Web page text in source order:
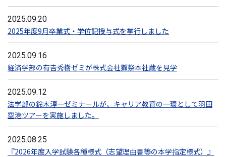
2025.09.20
2025年度9月卒業式・学位記授与式を挙行しました
2025.09.16
経済学部の有𠮷秀樹ゼミが株式会社獺祭本社蔵を見学
2025.09.12
法学部の鈴木淳一ゼミナールが、キャリア教育の一環として羽田
空港ツアーを実施しました。
2025.08.25
『2026年度入学試験各種様式（志望理由書等の本学指定様式）』